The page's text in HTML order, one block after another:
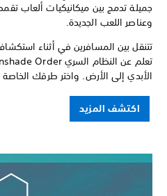
جميلة تدمج بين ميكانيكيات ألعاب تقمص
وعناصر اللعب الجديدة.
تتنقل بين المسافرين في أثناء
الأبدي إلى الأرض. واختر طرقك
اكتشف المزيد